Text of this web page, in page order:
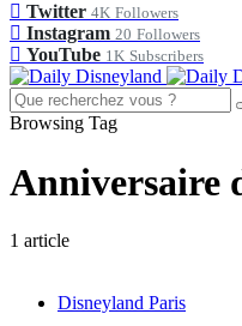
Twitter 4K Followers
Instagram 20 Followers
YouTube 1K Subscribers
Browsing Tag
Anniversaire
1 article
Disneyland Paris